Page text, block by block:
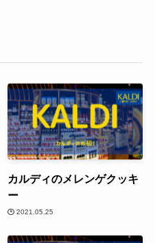
カルディのメレンゲクッキ
ー
2021.05.25